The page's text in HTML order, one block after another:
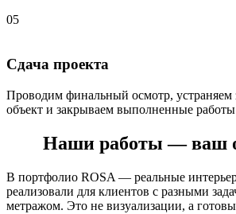
05
Сдача проекта
Проводим финальный осмотр, устраняем
объект и закрываем выполненные
Наши работы — ваш
В портфолио ROSA — реальные
реализовали для клиентов с разными
метражом. Это не визуализации, а